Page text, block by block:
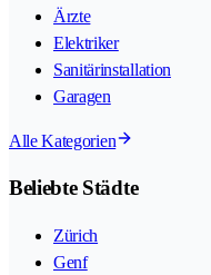
Ärzte
Elektriker
Sanitärinstallation
Garagen
Alle Kategorien
Beliebte Städte
Zürich
Genf